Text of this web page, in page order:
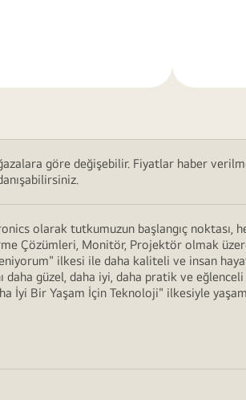
göre değişebilir. Fiyatlar haber
olarak tutkumuzun başlangıç noktası,
Çözümleri, Monitör, Projektör olmak
ilkesi ile daha kaliteli ve insan
daha güzel, daha iyi, daha pratik ve
İyi Bir Yaşam İçin Teknoloji" ilkesiyle